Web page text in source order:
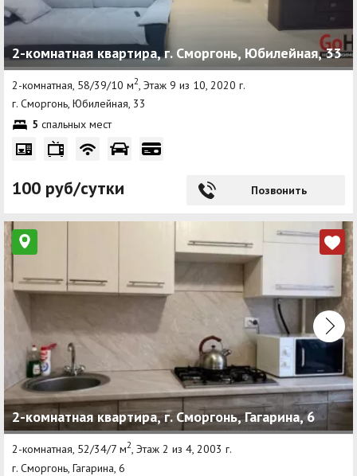
2-комнатная квартира, г. Сморгонь, Юбилейная, 33
2-комнатная, 58/39/10 м2 , Этаж 9 из 10, 2020 г.
г. Сморгонь, Юбилейная, 33
5 спальных мест
100 руб/сутки Позвонить
2-комнатная квартира, г. Сморгонь, Гагарина, 6
2-комнатная, 52/34/7 м2, Этаж 2 из 4, 2003 г.
г. Сморгонь, Гагарина, 6